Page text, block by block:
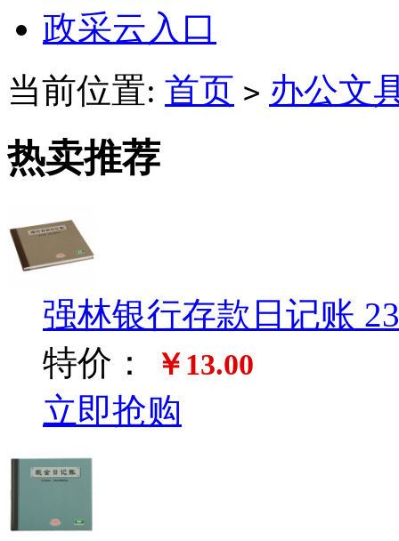
政采云入口
当前位置: 首页 > 办公文
热卖推荐
强林银行存款日记账
特价：
￥13.00
立即抢购